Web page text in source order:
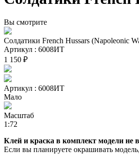
Вы смотрите
Солдатики French Hussars (Napoleonic
Артикул : 6008ИТ
1 150 ₽
Артикул : 6008ИТ
Мало
Масштаб
1:72
Клей и краска в комплект модели не
Если вы планируете окрашивать